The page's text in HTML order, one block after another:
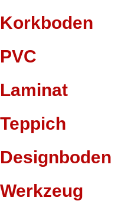
Korkboden
PVC
Laminat
Teppich
Designboden
Werkzeug